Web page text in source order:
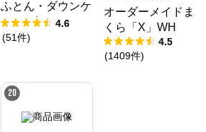
ふとん・ダウンケ
ット ダック50%
4.6
(51件)
オーダーメイドま
くら「X」WH
4.5
(1409件)
20